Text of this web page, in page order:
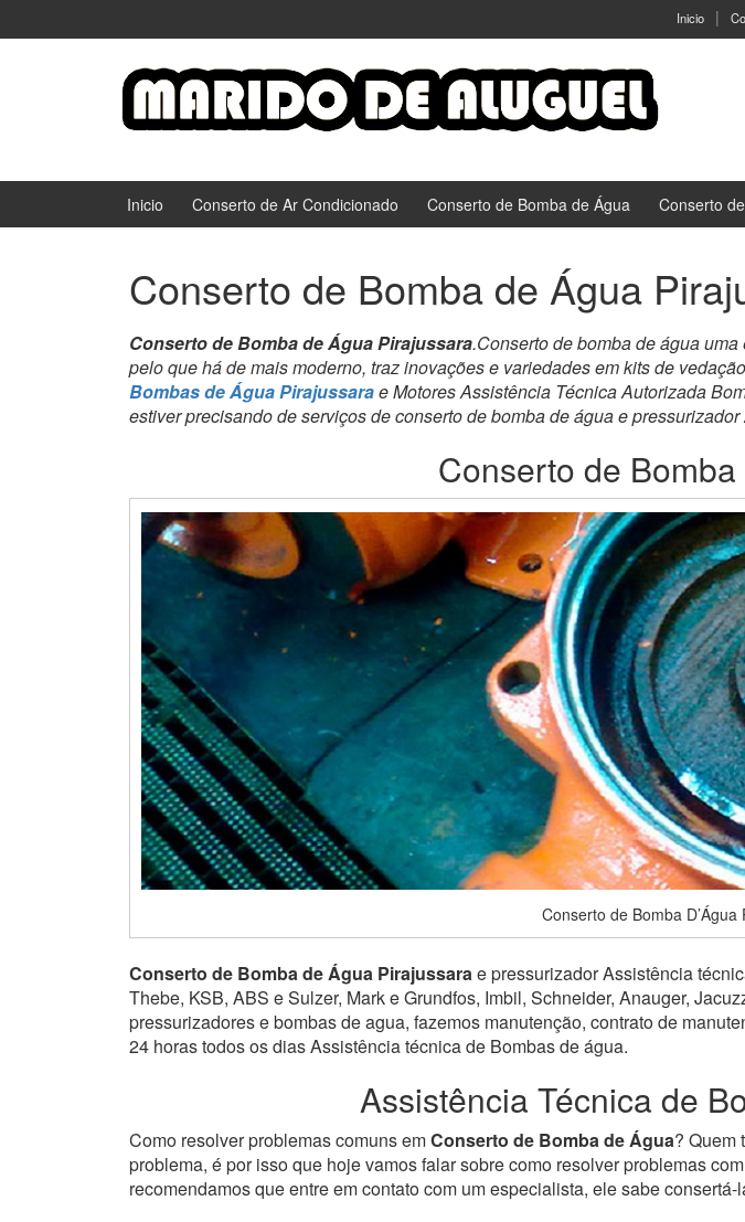
Inicio
Inicio Conserto de Ar Condicionado Conserto de Bomba de Água Conserto
Conserto de Bomba de Água
Conserto de Bomba de Água Pirajussara.Conserto de bomba de água
pelo que há de mais moderno, traz inovações e variedades em kits de
Bombas de Água Pirajussarae Motores Assistência Técnica Autorizada
estiver precisando de serviços de conserto de bomba de água e
Conserto de
Conserto de Bomba D’Água
Conserto de Bomba de Água Pirajussarae pressurizador Assistência
Thebe, KSB, ABS e Sulzer, Mark e Grundfos, Imbil, Schneider, Anauger,
pressurizadores e bombas de agua, fazemos manutenção, contrato de
24 horas todos os dias Assistência técnica de Bombas de água.
Assistência Técnica de
Como resolver problemas comuns emConserto de Bomba de Água? Quem
problema, é por isso que hoje vamos falar sobre como resolver problemas
recomendamos que entre em contato com um especialista, ele sabe